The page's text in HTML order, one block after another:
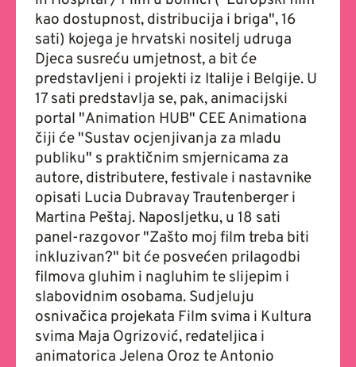
kao dostupnost, distribucija i briga", 16
sati) kojega je hrvatski nositelj udruga
Djeca susreću umjetnost, a bit će
predstavljeni i projekti iz Italije i Belgije. U
17 sati predstavlja se, pak, animacijski
portal "Animation HUB" CEE Animationa
čiji će "Sustav ocjenjivanja za mladu
publiku" s praktičnim smjernicama za
autore, distributere, festivale i nastavnike
opisati Lucia Dubravay Trautenberger i
Martina Peštaj. Naposljetku, u 18 sati
panel-razgovor "Zašto moj film treba biti
inkluzivan?" bit će posvećen prilagodbi
filmova gluhim i nagluhim te slijepim i
slabovidnim osobama. Sudjeluju
osnivačica projekata Film svima i Kultura
svima Maja Ogrizović, redateljica i
animatorica Jelena Oroz te Antonio